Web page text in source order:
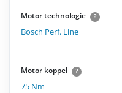
Motor technologie ?
Bosch Perf. Line
Motor koppel ?
75 Nm